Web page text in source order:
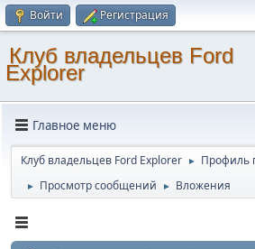
Войти Регистрация
Клуб владельцев Ford
Explorer
Главное меню
Клуб владельцев Ford Explorer ► Профиль
► Просмотр сообщений ► Вложения